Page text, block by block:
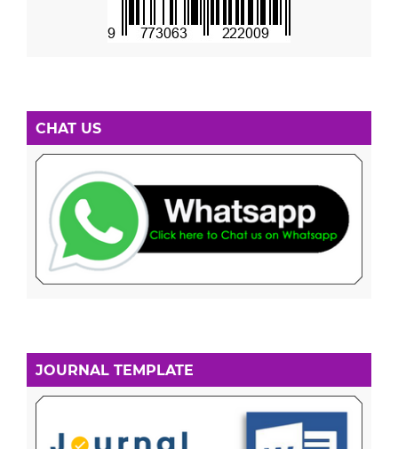
CHAT US
JOURNAL TEMPLATE